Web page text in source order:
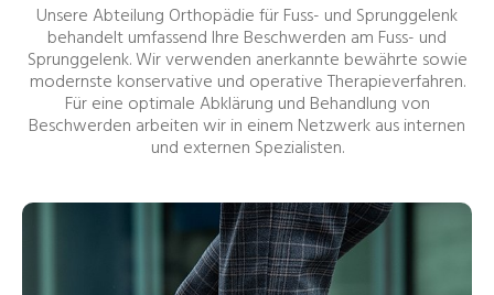
Unsere Abteilung Orthopädie für Fuss- und Sprunggelenk
behandelt umfassend Ihre Beschwerden am Fuss- und
Sprunggelenk. Wir verwenden anerkannte bewährte sowie
modernste konservative und operative Therapieverfahren.
Für eine optimale Abklärung und Behandlung von
Beschwerden arbeiten wir in einem Netzwerk aus internen
und externen Spezialisten.